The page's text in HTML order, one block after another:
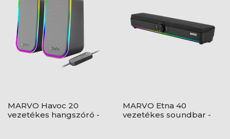
MARVO Havoc 20
vezetékes hangszóró -
MARVO Etna 40
vezetékes soundbar -